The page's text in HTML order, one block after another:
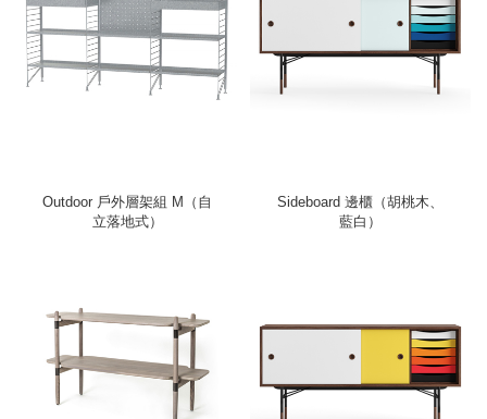
Outdoor 戶外層架組 M（自
立落地式）
Sideboard 邊櫃（胡桃木、
藍白）